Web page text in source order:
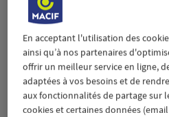
En acceptant l'utilisation des
ainsi qu’à nos partenaires
offrir un meilleur service en ligne,
adaptées à vos besoins et de
aux fonctionnalités de partage sur
cookies et certaines données